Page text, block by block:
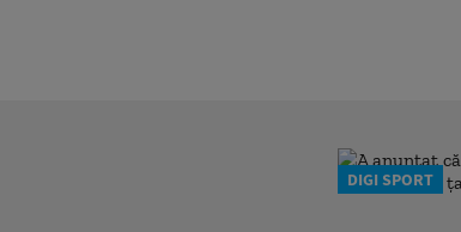
DIGI SPORT